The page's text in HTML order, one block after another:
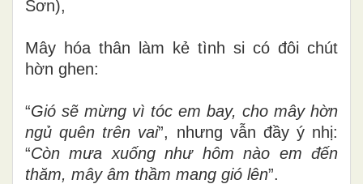
Sơn),
Mây hóa thân làm kẻ tình si có đôi chút
hờn ghen:
“Gió sẽ mừng vì tóc em bay, cho mây hờn
ngủ quên trên vai”, nhưng vẫn đầy ý nhị:
“Còn mưa xuống như hôm nào em đến
thăm, mây âm thầm mang gió lên”.